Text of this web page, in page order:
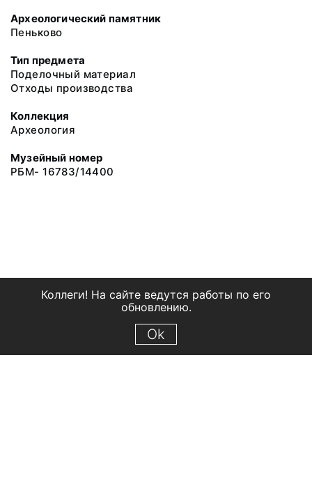
Археологический памятник
Пеньково
Тип предмета
Поделочный материал
Отходы производства
Коллекция
Археология
Музейный номер
РБМ- 16783/14400
Коллеги! На сайте ведутся работы по его
обновлению.
Ok